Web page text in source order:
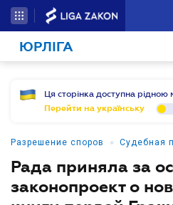
ЮРЛІГА
Ця сторінка доступна рідною
Перейти на українську
Разрешение споров • Судебная
Рада приняла за
законопроект о